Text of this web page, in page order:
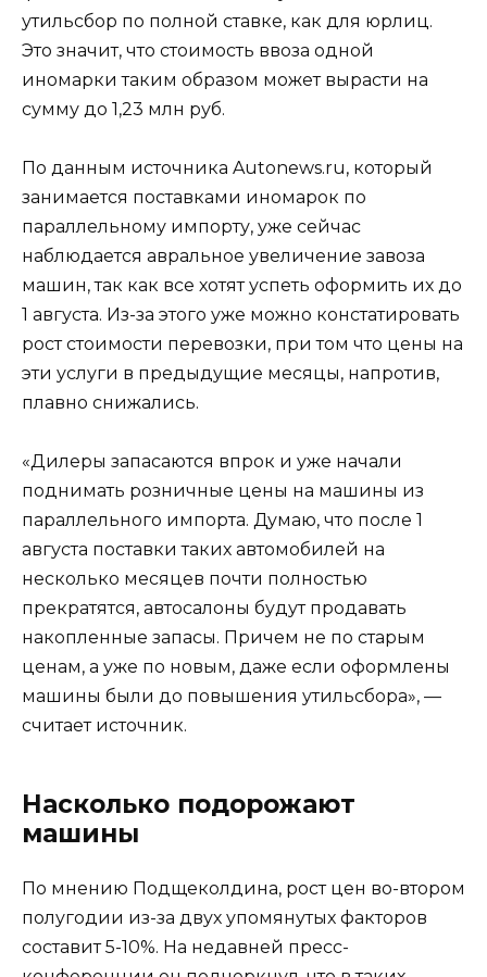
утильсбор по полной ставке, как для юрлиц.
Это значит, что стоимость ввоза одной
иномарки таким образом может вырасти на
сумму до 1,23 млн руб.
По данным источника Autonews.ru, который
занимается поставками иномарок по
параллельному импорту, уже сейчас
наблюдается авральное увеличение завоза
машин, так как все хотят успеть оформить их до
1 августа. Из-за этого уже можно констатировать
рост стоимости перевозки, при том что цены на
эти услуги в предыдущие месяцы, напротив,
плавно снижались.
«Дилеры запасаются впрок и уже начали
поднимать розничные цены на машины из
параллельного импорта. Думаю, что после 1
августа поставки таких автомобилей на
несколько месяцев почти полностью
прекратятся, автосалоны будут продавать
накопленные запасы. Причем не по старым
ценам, а уже по новым, даже если оформлены
машины были до повышения утильсбора», —
считает источник.
Насколько подорожают
машины
По мнению Подщеколдина, рост цен во-втором
полугодии из-за двух упомянутых факторов
составит 5-10%. На недавней пресс-